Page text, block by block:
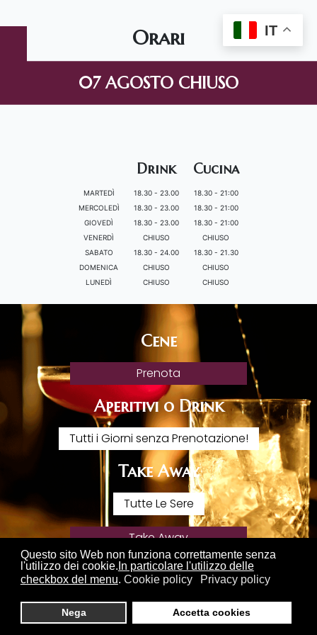
Questo sito Web non funziona correttamente senza
l'utilizzo dei cookie. In particolare l'utilizzo delle
checkbox del menu. Cookie policy Privacy policy
Nega Accetta cookies
Orari
07 AGOSTO CHIUSO
Drink Cucina
MARTEDÌ 18.30 - 23.00
18.30 - 21:00
MERCOLEDÌ
18.30 - 23.00
18.30 - 21:00
GIOVEDÌ
18.30 - 23.00
18.30 - 21:00
VENERDÌ
CHIUSO
CHIUSO
SABATO
18.30 - 24.00
18.30 - 21.30
DOMENICA
CHIUSO
CHIUSO
LUNEDÌ
CHIUSO CHIUSO
Cene
Prenota
Aperitivi o Drink
Tutti i Giorni senza Prenotazione!
Take Away
Tutte Le Sere
Take Away
IT